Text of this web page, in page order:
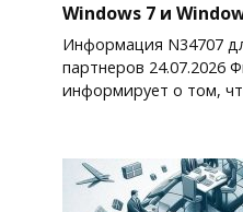
Windows 7 и
Информация N34707
партнеров 24.07.2026
информирует о том,